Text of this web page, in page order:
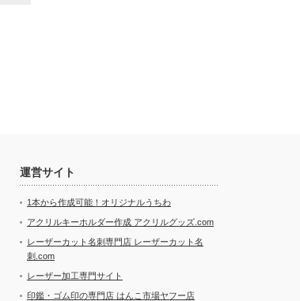
運営サイト
1本から作成可能！オリジナルうちわ
アクリルキーホルダー作成 アクリルグッズ.com
レーザーカット名刺専門店 レーザーカット名
刺.com
レーザー加工専門サイト
印鑑・ゴム印の専門店 はんこ市場ヤフー店